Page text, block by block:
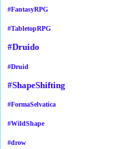
#FantasyRPG
#TabletopRPG
#Druido
#Druid
#ShapeShifting
#FormaSelvatica
#WildShape
#drow